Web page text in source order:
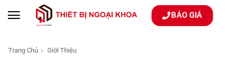
BÁO GIÁ
Trang Chủ Giới Thiệu